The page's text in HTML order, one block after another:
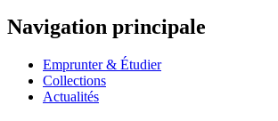
Navigation principale
Emprunter & Étudier
Collections
Actualités